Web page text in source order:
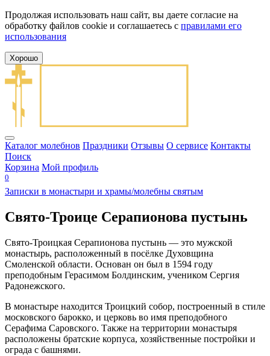
Продолжая использовать наш сайт, вы даете согласие на
обработку файлов cookie и соглашаетесь с правилами его
использования
Хорошо
Каталог молебнов Праздники Отзывы О сервисе Контакты
Поиск
Корзина Мой профиль
0
Записки в монастыри и храмы/молебны святым
Свято-Троице Серапионова пустынь
Свято-Троицкая Серапионова пустынь — это мужской
монастырь, расположенный в посёлке Духовщина
Смоленской области. Основан он был в 1594 году
преподобным Герасимом Болдинским, учеником Сергия
Радонежского.
В монастыре находится Троицкий собор, построенный в стиле
московского барокко, и церковь во имя преподобного
Серафима Саровского. Также на территории монастыря
расположены братские корпуса, хозяйственные постройки и
ограда с башнями.